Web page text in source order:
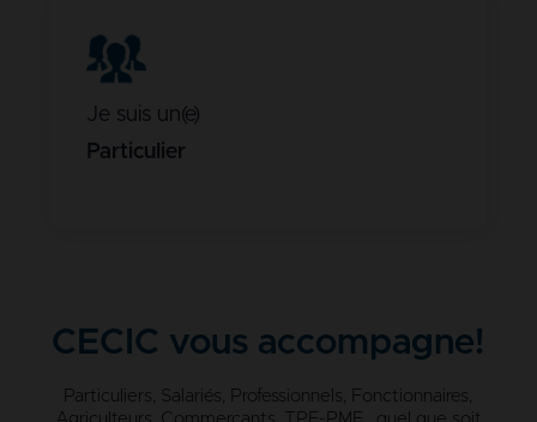
Je suis un(e)
Particulier
CECIC vous accompagne!
Particuliers, Salariés, Professionnels, Fonctionnaires,